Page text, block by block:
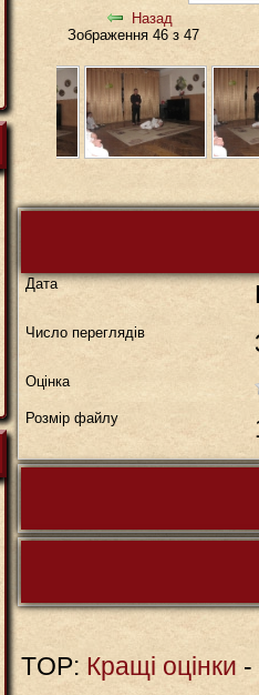
Назад
Зображення 46 з 47
Дата
Число переглядів
Оцінка
Розмір файлу
TOP: Кращі оцінки -